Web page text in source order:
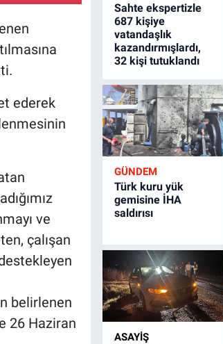
ederek
ve
çalışan
belirlenen
26 Haziran
Sahte ekspertizle
687 kişiye
vatandaşlık
kazandırmışlardı,
32 kişi tutuklandı
GÜNDEM
Türk kuru yük
gemisine İHA
saldırısı
ASAYİŞ